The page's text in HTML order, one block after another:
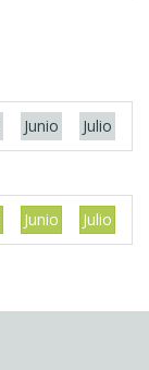
Junio Julio
Junio Julio